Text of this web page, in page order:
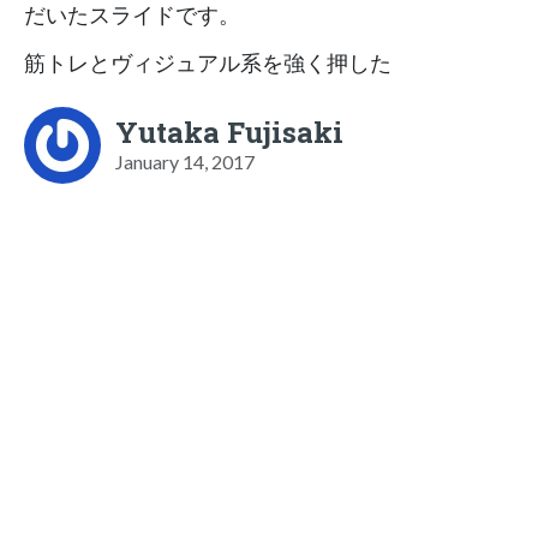
だいたスライドです。
筋トレとヴィジュアル系を強く押した
Yutaka Fujisaki
January 14, 2017